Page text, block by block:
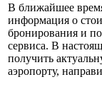
В ближайшее
информация о
бронирования и
сервиса. В
получить
аэропорту,